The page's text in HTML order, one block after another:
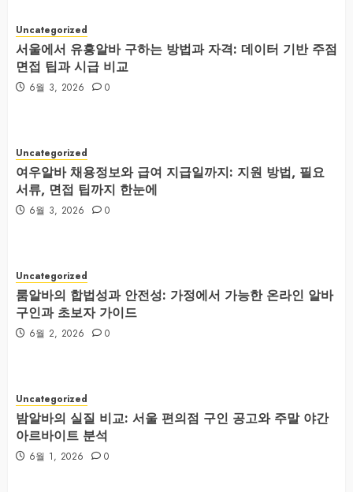
Uncategorized
서울에서 유흥알바 구하는 방법과 자격: 데이터 기반 주점
면접 팁과 시급 비교
6월 3, 2026 0
Uncategorized
여우알바 채용정보와 급여 지급일까지: 지원 방법, 필요
서류, 면접 팁까지 한눈에
6월 3, 2026 0
Uncategorized
룸알바의 합법성과 안전성: 가정에서 가능한 온라인 알바
구인과 초보자 가이드
6월 2, 2026 0
Uncategorized
밤알바의 실질 비교: 서울 편의점 구인 공고와 주말 야간
아르바이트 분석
6월 1, 2026 0